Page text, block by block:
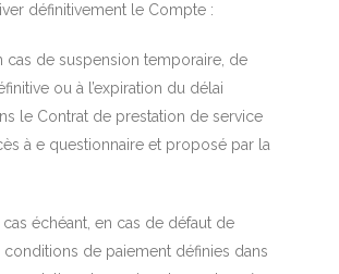
définitivement le Compte :
suspension temporaire, de
ou à l’expiration du délai
le Contrat de prestation de service
à e questionnaire et proposé par la
en cas de défaut de
de paiement définies dans